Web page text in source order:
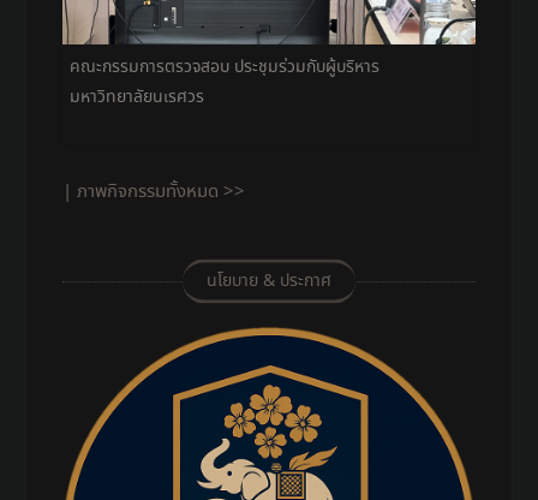
คณะกรรมการตรวจสอบ ประชุมร่วมกับผู้บริหาร
มหาวิทยาลัยนเรศวร
| ภาพกิจกรรมทั้งหมด >>
นโยบาย & ประกาศ